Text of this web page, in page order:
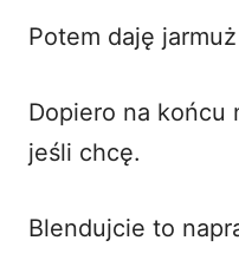
Potem daję
Dopiero na końcu
jeśli chcę.
Blendujcie to